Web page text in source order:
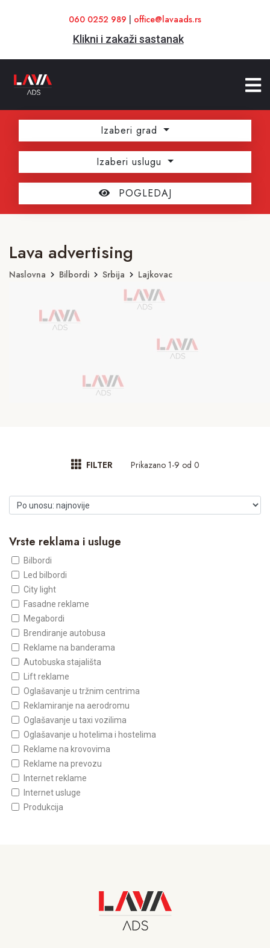
060 0252 989 office@lavaads.rs
Klikni i zakaži sastanak
Izaberi grad
Izaberi uslugu
POGLEDAJ
Lava advertising
Naslovna Bilbordi Srbija Lajkovac
FILTER Prikazano 1-9 od 0
Vrste reklama i usluge
Bilbordi
Led bilbordi
City light
Fasadne reklame
Megabordi
Brendiranje autobusa
Reklame na banderama
Autobuska stajališta
Lift reklame
Oglašavanje u tržnim centrima
Reklamiranje na aerodromu
Oglašavanje u taxi vozilima
Oglašavanje u hotelima i hostelima
Reklame na krovovima
Reklame na prevozu
Internet reklame
Internet usluge
Produkcija